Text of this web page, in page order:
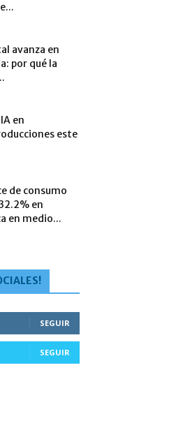
avanza en
por qué la
en
este
de consumo
en
en medio...
SEGUIR
SEGUIR